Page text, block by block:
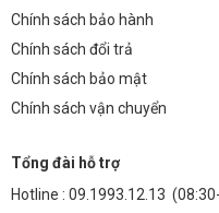
Chính sách bảo hành
Chính sách đổi trả
Chính sách bảo mật
Chính sách vận chuyển
Tổng đài hỗ trợ
Hotline : 09.1993.12.13